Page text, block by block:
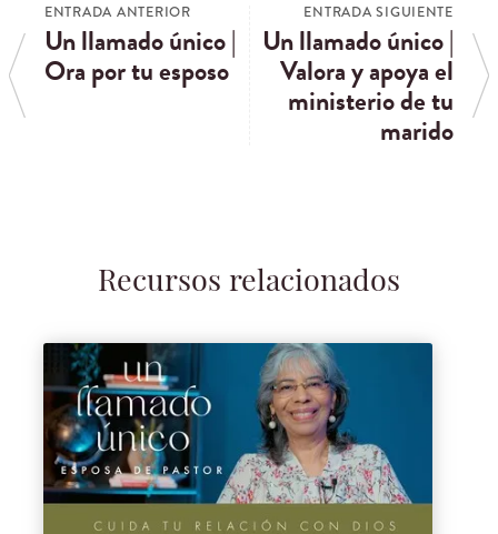
ENTRADA ANTERIOR
Un llamado único |
Ora por tu esposo
ENTRADA SIGUIENTE
Un llamado único |
Valora y apoya el
ministerio de tu
marido
Recursos relacionados